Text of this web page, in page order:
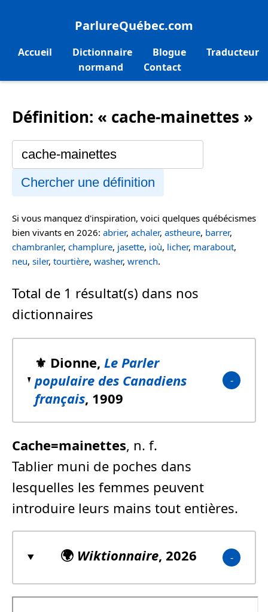
ParlureQuébec.com
Accueil Dictionnaire Blogue
Traducteur
normand
Contact
Définition: « cache-mainettes »
Chercher une définition
Si vous manquez d'inspiration, voici quelques québécismes
bien vivants en 2026: abrier, achaler, astheure, barrer,
chambranler, champlure, jasette, ioù, licher, marabout,
neu, siler, tourtière, washer, wrench.
Total de 1 résultat(s) dans nos
dictionnaires
⚜️ Dionne, Le Parler
populaire des Canadiens
français, 1909
Cache=mainettes, n. f.
Tablier muni de poches dans
lesquelles les femmes peuvent
introduire leurs mains tout entières.
🌍 Wiktionnaire, 2026